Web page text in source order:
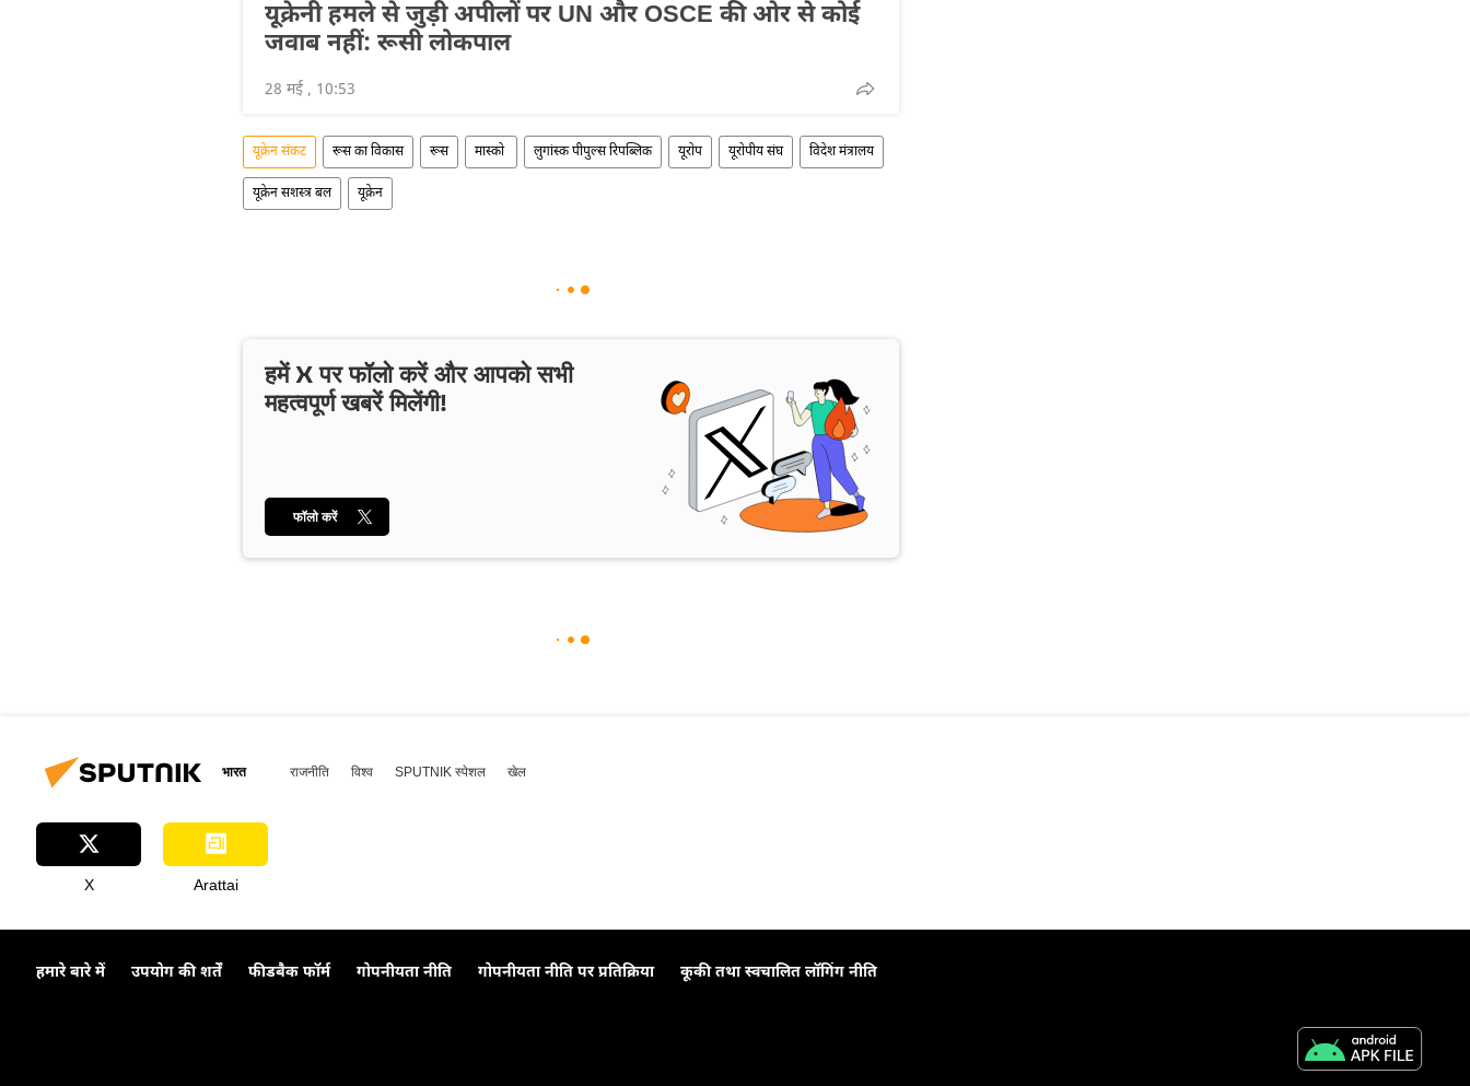
यूक्रेनी हमले से जुड़ी अपीलों पर UN और OSCE की ओर से कोई
जवाब नहीं: रूसी लोकपाल
28 मई , 10:53
यूक्रेन संकट रूस का विकास रूस मास्को लुगांस्क पीपुल्स रिपब्लिक यूरोप यूरोपीय संघ विदेश मंत्रालय
यूक्रेन सशस्त्र बल यूक्रेन
हमें X पर फॉलो करें और आपको सभी
महत्वपूर्ण खबरें मिलेंगी!
फॉलो करें
भारत राजनीति विश्व SPUTNIK स्पेशल खेल
X Arattai
हमारे बारे में उपयोग की शर्तें फीडबैक फॉर्म गोपनीयता नीति गोपनीयता नीति पर प्रतिक्रिया कूकी तथा स्वचालित लॉगिंग नीति